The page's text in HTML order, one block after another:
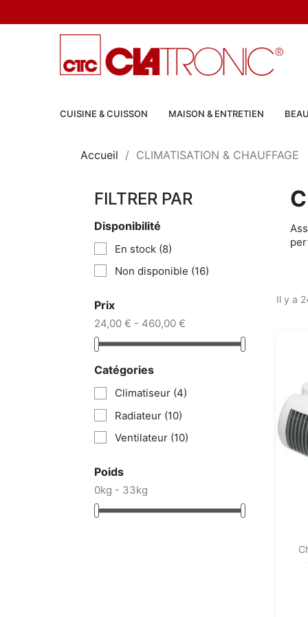
CUISINE & CUISSON MAISON & ENTRETIEN
Accueil CLIMATISATION & CHAUFFAGE
FILTRER PAR
Disponibilité
En stock (8)
Non disponible (16)
Prix
24,00 € - 460,00 €
Catégories
Climatiseur (4)
Radiateur (10)
Ventilateur (10)
Poids
0kg - 33kg
Il y a